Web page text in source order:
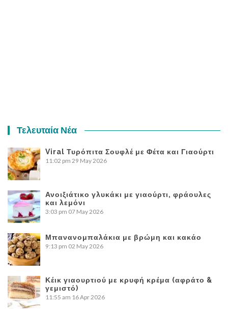
Τελευταία Νέα
Viral Τυρόπιτα Σουφλέ με Φέτα και Γιαούρτι
11:02 pm 29 May 2026
Ανοιξιάτικο γλυκάκι με γιαούρτι, φράουλες
και λεμόνι
3:03 pm 07 May 2026
Μπανανομπαλάκια με βρώμη και κακάο
9:13 pm 02 May 2026
Κέικ γιαουρτιού με κρυφή κρέμα (αφράτο &
γεμιστό)
11:55 am 16 Apr 2026